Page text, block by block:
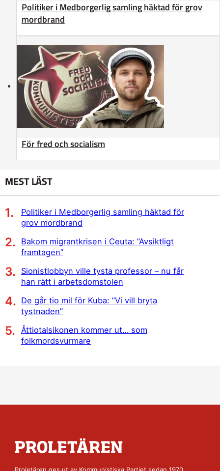
Politiker i Medborgerlig samling häktad för grov
mordbrand
För fred och socialism
MEST LÄST
Politiker i Medborgerlig samling häktad för
grov mordbrand
Bakom migrantkrisen i Ceuta: ”Avsiktligt
framtagen”
Sionistlobbyn ville tysta professor – nu får
han rätt i arbetsdomstolen
De går tio mil för Kuba: ”Vi vill bryta
tystnaden”
Åttiotalsikonen kommer ut… som
folkmordsvurmare